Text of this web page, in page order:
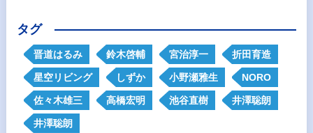
タグ
晋道はるみ 鈴木啓輔 宮治淳一 折田育造
星空リビング しずか 小野瀬雅生 NORO
佐々木雄三 高橋宏明 池谷直樹 井澤聡朗
井澤聡朗